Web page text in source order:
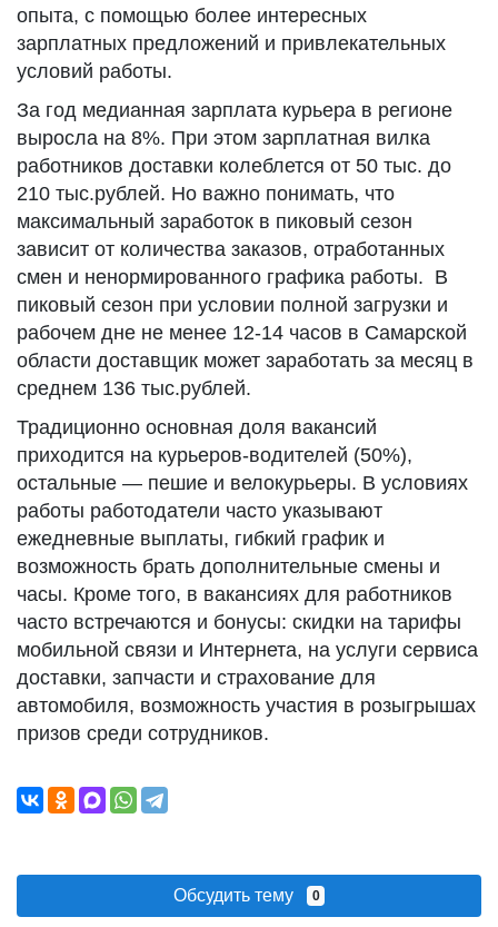
опыта, с помощью более интересных
зарплатных предложений и привлекательных
условий работы.
За год медианная зарплата курьера в регионе
выросла на 8%. При этом зарплатная вилка
работников доставки колеблется от 50 тыс. до
210 тыс.рублей. Но важно понимать, что
максимальный заработок в пиковый сезон
зависит от количества заказов, отработанных
смен и ненормированного графика работы. В
пиковый сезон при условии полной загрузки и
рабочем дне не менее 12-14 часов в Самарской
области доставщик может заработать за месяц в
среднем 136 тыс.рублей.
Традиционно основная доля вакансий
приходится на курьеров-водителей (50%),
остальные — пешие и велокурьеры. В условиях
работы работодатели часто указывают
ежедневные выплаты, гибкий график и
возможность брать дополнительные смены и
часы. Кроме того, в вакансиях для работников
часто встречаются и бонусы: скидки на тарифы
мобильной связи и Интернета, на услуги сервиса
доставки, запчасти и страхование для
автомобиля, возможность участия в розыгрышах
призов среди сотрудников.
Обсудить тему 0